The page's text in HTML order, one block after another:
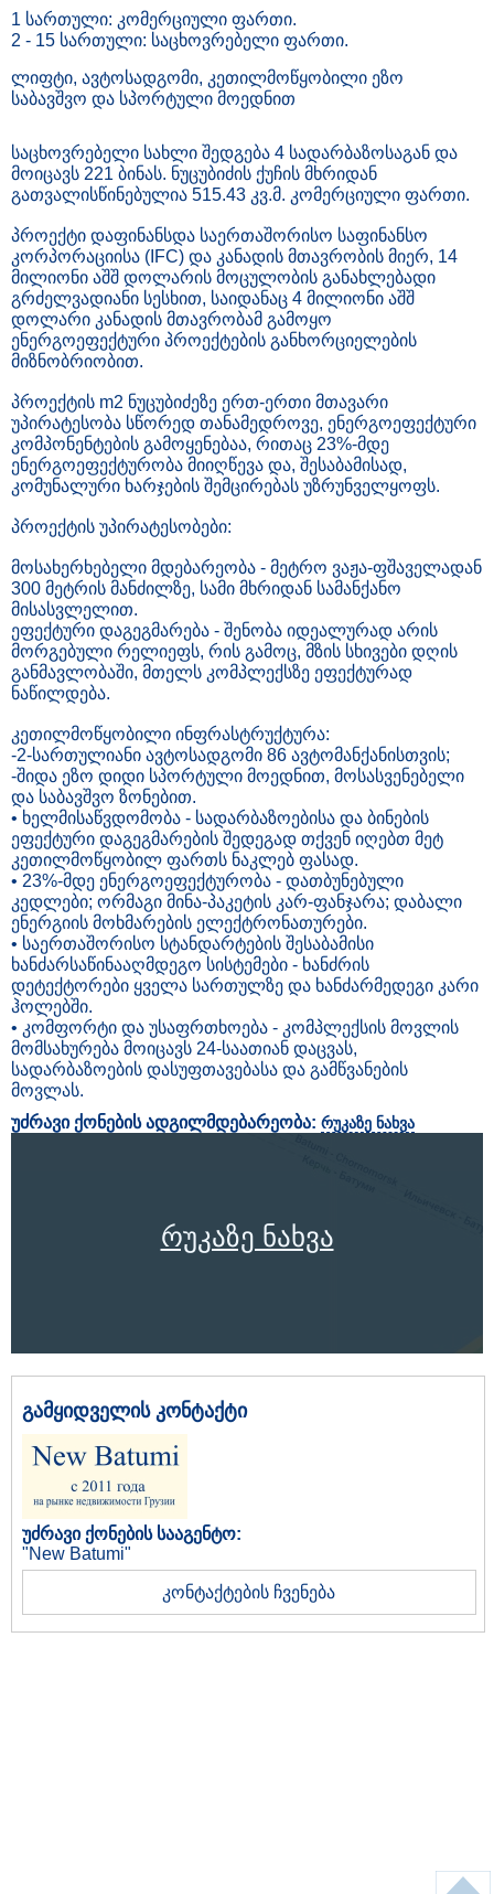
1 სართული: კომერციული ფართი.
2 - 15 სართული: საცხოვრებელი ფართი.
ლიფტი, ავტოსადგომი, კეთილმოწყობილი ეზო
საბავშვო და სპორტული მოედნით
საცხოვრებელი სახლი შედგება 4 სადარბაზოსაგან და
მოიცავს 221 ბინას. ნუცუბიძის ქუჩის მხრიდან
გათვალისწინებულია 515.43 კვ.მ. კომერციული ფართი.
პროექტი დაფინანსდა საერთაშორისო საფინანსო
კორპორაციისა (IFC) და კანადის მთავრობის მიერ, 14
მილიონი აშშ დოლარის მოცულობის განახლებადი
გრძელვადიანი სესხით, საიდანაც 4 მილიონი აშშ
დოლარი კანადის მთავრობამ გამოყო
ენერგოეფექტური პროექტების განხორციელების
მიზნობრიობით.
პროექტის m2 ნუცუბიძეზე ერთ-ერთი მთავარი
უპირატესობა სწორედ თანამედროვე, ენერგოეფექტური
კომპონენტების გამოყენებაა, რითაც 23%-მდე
ენერგოეფექტურობა მიიღწევა და, შესაბამისად,
კომუნალური ხარჯების შემცირებას უზრუნველყოფს.
პროექტის უპირატესობები:
მოსახერხებელი მდებარეობა - მეტრო ვაჟა-ფშაველადან
300 მეტრის მანძილზე, სამი მხრიდან სამანქანო
მისასვლელით.
ეფექტური დაგეგმარება - შენობა იდეალურად არის
მორგებული რელიეფს, რის გამოც, მზის სხივები დღის
განმავლობაში, მთელს კომპლექსზე ეფექტურად
ნაწილდება.
კეთილმოწყობილი ინფრასტრუქტურა:
-2-სართულიანი ავტოსადგომი 86 ავტომანქანისთვის;
-შიდა ეზო დიდი სპორტული მოედნით, მოსასვენებელი
და საბავშვო ზონებით.
• ხელმისაწვდომობა - სადარბაზოებისა და ბინების
ეფექტური დაგეგმარების შედეგად თქვენ იღებთ მეტ
კეთილმოწყობილ ფართს ნაკლებ ფასად.
• 23%-მდე ენერგოეფექტურობა - დათბუნებული
კედლები; ორმაგი მინა-პაკეტის კარ-ფანჯარა; დაბალი
ენერგიის მოხმარების ელექტრონათურები.
• საერთაშორისო სტანდარტების შესაბამისი
ხანძარსაწინააღმდეგო სისტემები - ხანძრის
დეტექტორები ყველა სართულზე და ხანძარმედეგი კარი
ჰოლებში.
• კომფორტი და უსაფრთხოება - კომპლექსის მოვლის
მომსახურება მოიცავს 24-საათიან დაცვას,
სადარბაზოების დასუფთავებასა და გამწვანების
მოვლას.
უძრავი ქონების ადგილმდებარეობა: რუკაზე ნახვა
რუკაზე ნახვა
გამყიდველის კონტაქტი
უძრავი ქონების სააგენტო:
"New Batumi"
კონტაქტების ჩვენება